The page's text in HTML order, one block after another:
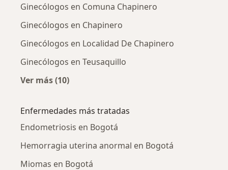
Ginecólogos en Comuna Chapinero
Ginecólogos en Chapinero
Ginecólogos en Localidad De Chapinero
Ginecólogos en Teusaquillo
Ver más (10)
Enfermedades más tratadas
Endometriosis en Bogotá
Hemorragia uterina anormal en Bogotá
Miomas en Bogotá